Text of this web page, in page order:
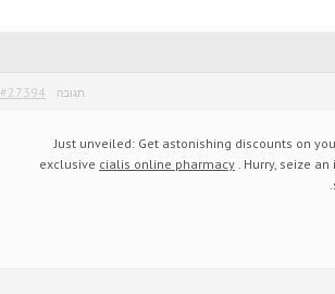
#27394 תגובה
Just unveiled: Get astonishing discounts on
exclusive cialis online pharmacy . Hurry, seize